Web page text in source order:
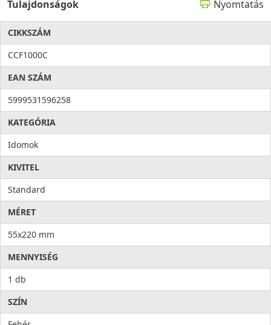
Tulajdonságok Nyomtatás
CIKKSZÁM
CCF1000C
EAN SZÁM
5999531596258
KATEGÓRIA
Idomok
KIVITEL
Standard
MÉRET
55x220 mm
MENNYISÉG
1 db
SZÍN